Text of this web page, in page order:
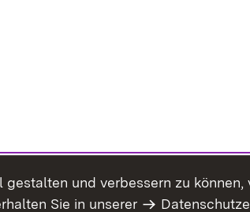
und verbessern zu können,
Sie in unserer